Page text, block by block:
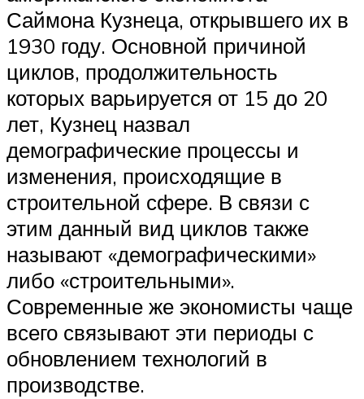
Саймона Кузнеца, открывшего их в
1930 году. Основной причиной
циклов, продолжительность
которых варьируется от 15 до 20
лет, Кузнец назвал
демографические процессы и
изменения, происходящие в
строительной сфере. В связи с
этим данный вид циклов также
называют «демографическими»
либо «строительными».
Современные же экономисты чаще
всего связывают эти периоды с
обновлением технологий в
производстве.